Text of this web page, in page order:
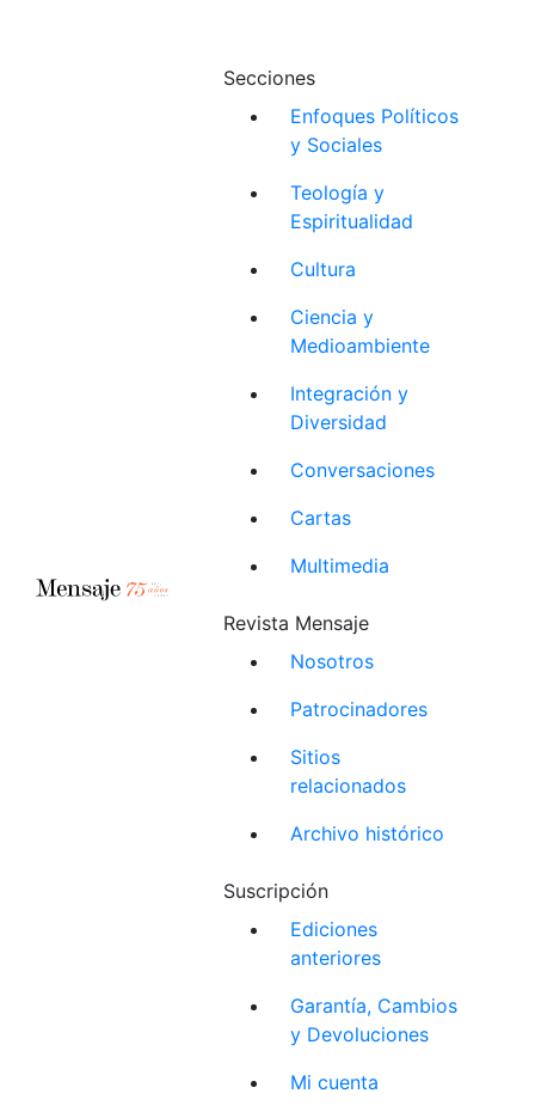
Secciones
Enfoques Políticos
y Sociales
Teología y
Espiritualidad
Cultura
Ciencia y
Medioambiente
Integración y
Diversidad
Conversaciones
Cartas
Multimedia
Revista Mensaje
Nosotros
Patrocinadores
Sitios
relacionados
Archivo histórico
Suscripción
Ediciones
anteriores
Garantía, Cambios
y Devoluciones
Mi cuenta